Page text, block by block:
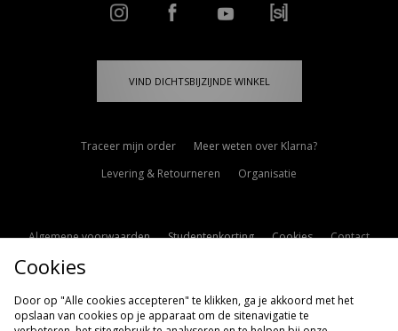
VIND DICHTSBIJZIJNDE WINKEL
Traceer mijn order
Meer weten over Klarna?
Levering & Retourneren
Organisatie
Algemene voorwaarden Studentenkorting Cookies
Contact
Cookie Instellingen
Cookies
Door op "Alle cookies accepteren" te klikken, ga je akkoord met het
opslaan van cookies op je apparaat om de sitenavigatie te